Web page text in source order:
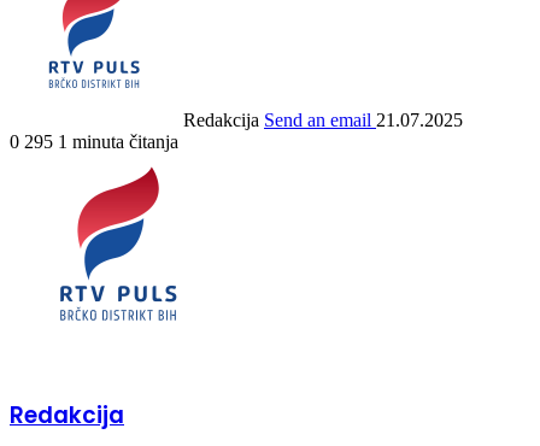
Redakcija Send an email 21.07.2025
0 295 1 minuta čitanja
Redakcija